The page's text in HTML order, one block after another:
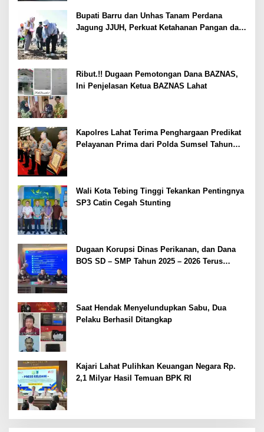
Bupati Barru dan Unhas Tanam Perdana
Jagung JJUH, Perkuat Ketahanan Pangan dan
Ribut.!! Dugaan Pemotongan Dana BAZNAS,
Ini Penjelasan Ketua BAZNAS Lahat
Kapolres Lahat Terima Penghargaan Predikat
Pelayanan Prima dari Polda Sumsel Tahun
Wali Kota Tebing Tinggi Tekankan Pentingnya
SP3 Catin Cegah Stunting
Dugaan Korupsi Dinas Perikanan, dan Dana
BOS SD – SMP Tahun 2025 – 2026 Terus
Saat Hendak Menyelundupkan Sabu, Dua
Pelaku Berhasil Ditangkap
Kajari Lahat Pulihkan Keuangan Negara Rp.
2,1 Milyar Hasil Temuan BPK RI